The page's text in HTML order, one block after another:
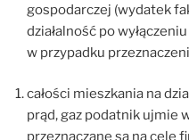
gospodarczej (wydatek
działalność po
w przypadku
całości mieszkania na
prąd, gaz podatnik ujmie
przeznaczane są na cele